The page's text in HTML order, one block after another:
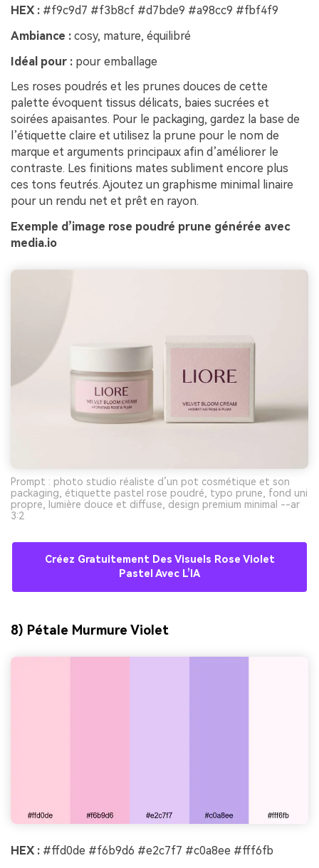
HEX : #f9c9d7 #f3b8cf #d7bde9 #a98cc9 #fbf4f9
Ambiance : cosy, mature, équilibré
Idéal pour : pour emballage
Les roses poudrés et les prunes douces de cette
palette évoquent tissus délicats, baies sucrées et
soirées apaisantes. Pour le packaging, gardez la base de
l’étiquette claire et utilisez la prune pour le nom de
marque et arguments principaux afin d’améliorer le
contraste. Les finitions mates subliment encore plus
ces tons feutrés. Ajoutez un graphisme minimal linaire
pour un rendu net et prêt en rayon.
Exemple d’image rose poudré prune générée avec
media.io
Prompt : photo studio réaliste d’un pot cosmétique et son
packaging, étiquette pastel rose poudré, typo prune, fond uni
propre, lumière douce et diffuse, design premium minimal --ar
3:2
Créez Gratuitement Des Visuels Rose Violet
Pastel Avec L’IA
8) Pétale Murmure Violet
HEX : #ffd0de #f6b9d6 #e2c7f7 #c0a8ee #fff6fb